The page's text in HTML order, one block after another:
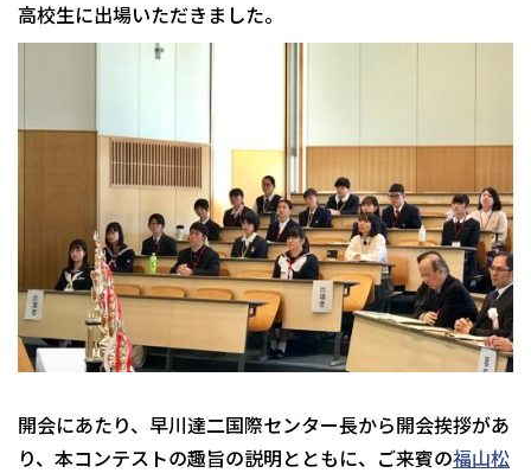
高校生に出場いただきました。
開会にあたり、早川達二国際センター長から開会挨拶があ
り、本コンテストの趣旨の説明とともに、ご来賓の福山松